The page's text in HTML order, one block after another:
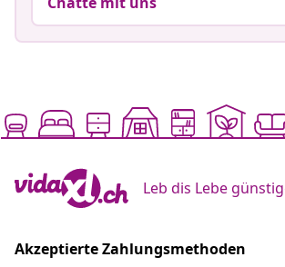
Leb dis Lebe
Akzeptierte Zahlungsmethoden